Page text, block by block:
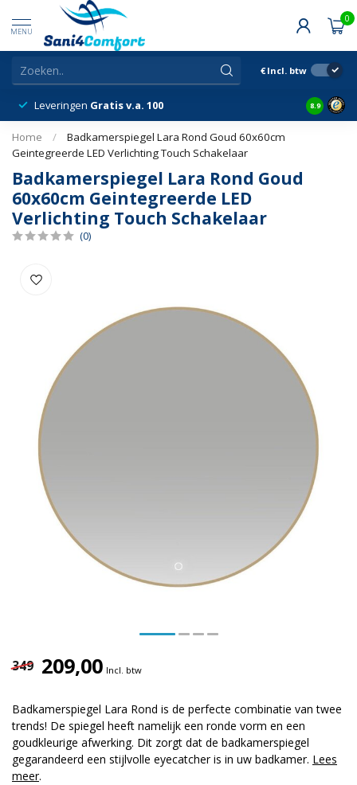
MENU
0
€ Incl. btw
Leveringen Gratis v.a. 100 14 dagen
8.9
Home /
Badkamerspiegel Lara Rond Goud 60x60cm
Geintegreerde LED Verlichting Touch Schakelaar
Badkamerspiegel Lara Rond Goud
60x60cm Geintegreerde LED
Verlichting Touch Schakelaar
(0)
349 209,00 Incl. btw
Badkamerspiegel Lara Rond is de perfecte combinatie van twee
trends! De spiegel heeft namelijk een ronde vorm en een
goudkleurige afwerking. Dit zorgt dat de badkamerspiegel
gegarandeerd een stijlvolle eyecatcher is in uw badkamer. Lees
meer.